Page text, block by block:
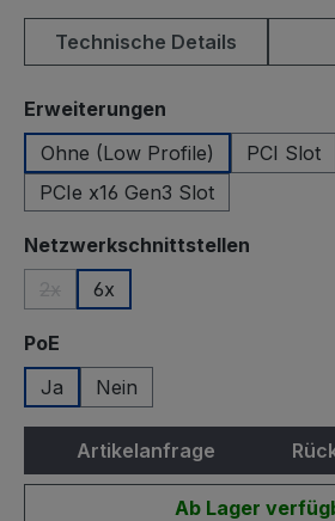
Technische Details
Erweiterungen
Ohne (Low Profile)
PCI Slot
PCIe x16 Gen3 Slot
Netzwerkschnittstellen
(Diese Option ist zurzeit nicht
6x
PoE
Ja
Nein
Artikelanfrage
Ab Lager